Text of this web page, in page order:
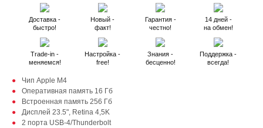
Доставка -
быстро!
Новый -
факт!
Гарантия -
честно!
14 дней -
на обмен!
Trade-in -
меняемся!
Настройка -
free!
Знания -
бесценно!
Поддержка -
всегда!
Чип Apple M4
Оперативная память 16 Гб
Встроенная память 256 Гб
Дисплей 23.5", Retina 4,5K
2 порта USB-4/Thunderbolt